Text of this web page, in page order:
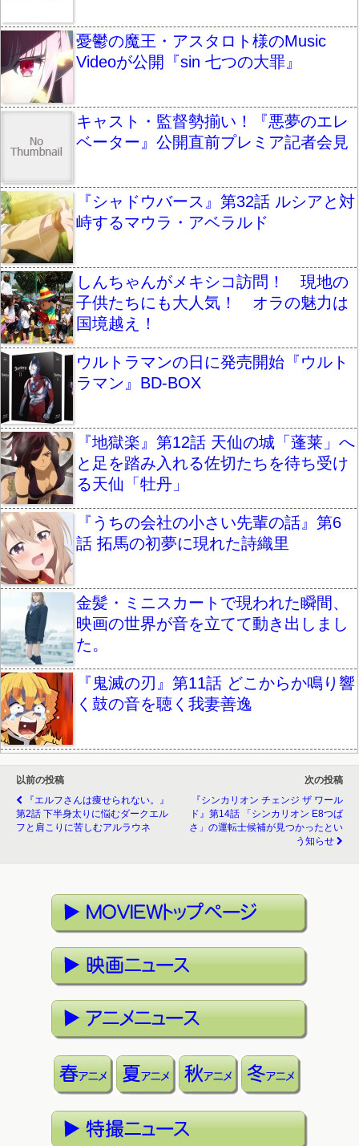
憂鬱の魔王・アスタロト様のMusic
Videoが公開『sin 七つの大罪』
キャスト・監督勢揃い！『悪夢のエレ
ベーター』公開直前プレミア記者会見
『シャドウバース』第32話 ルシアと対
峙するマウラ・アベラルド
しんちゃんがメキシコ訪問！ 現地の
子供たちにも大人気！ オラの魅力は
国境越え！
ウルトラマンの日に発売開始『ウルト
ラマン』BD-BOX
『地獄楽』第12話 天仙の城「蓬莱」へ
と足を踏み入れる佐切たちを待ち受け
る天仙「牡丹」
『うちの会社の小さい先輩の話』第6
話 拓馬の初夢に現れた詩織里
金髪・ミニスカートで現われた瞬間、
映画の世界が音を立てて動き出しまし
た。
『鬼滅の刃』第11話 どこからか鳴り響
く鼓の音を聴く我妻善逸
以前の投稿
『エルフさんは痩せられない。』
第2話 下半身太りに悩むダークエル
フと肩こりに苦しむアルラウネ
次の投稿
『シンカリオン チェンジ ザ ワール
ド』第14話 「シンカリオン E8つば
さ」の運転士候補が見つかったとい
う知らせ